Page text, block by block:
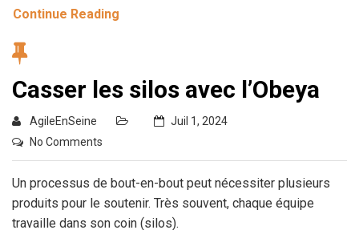
Continue Reading
Casser les silos avec l’Obeya
AgileEnSeine
Juil 1, 2024
No Comments
Un processus de bout-en-bout peut nécessiter plusieurs
produits pour le soutenir. Très souvent, chaque équipe
travaille dans son coin (silos).